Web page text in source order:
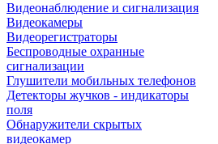
Видеонаблюдение и сигнализация
Видеокамеры
Видеорегистраторы
Беспроводные охранные
сигнализации
Глушители мобильных телефонов
Детекторы жучков - индикаторы
поля
Обнаружители скрытых
видеокамер